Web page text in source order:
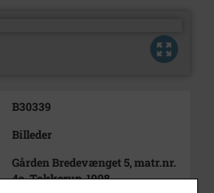
B30339
Billeder
Gården Bredevænget 5, matr.nr.
4a, Tokkerup, 1908